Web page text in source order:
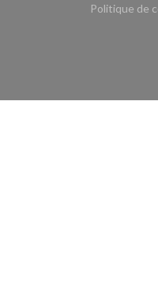
Politique de